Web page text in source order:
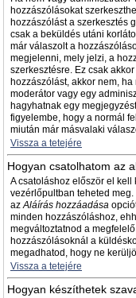
hozzászólásokat
hozzászólást a szerkesztés
csak a beküldés utáni
már válaszolt a
megjelenni, mely jelzi, a
szerkesztésre. Ez csak
hozzászólást, akkor nem,
moderátor vagy egy
hagyhatnak egy
figyelembe, hogy a normál
miután már másvalaki
Vissza a tetejére
Hogyan csatolhatom az
A csatoláshoz először el
vezérlőpultban teheted
azAláírás hozzáadása
minden hozzászóláshoz,
megváltoztatnod a
hozzászólásoknál a
megadhatod, hogy ne
Vissza a tetejére
Hogyan készíthetek